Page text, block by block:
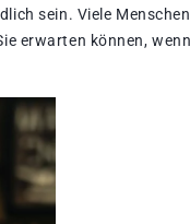
sein. Viele
erwarten können, wenn